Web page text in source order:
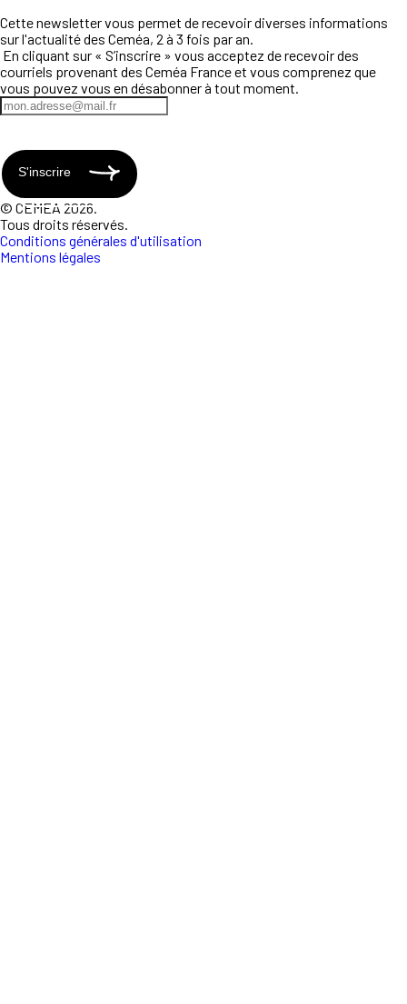
Cette newsletter vous permet de recevoir diverses informations
sur l'actualité des Ceméa, 2 à 3 fois par an.
En cliquant sur « S’inscrire » vous acceptez de recevoir des
courriels provenant des Ceméa France et vous comprenez que
vous pouvez vous en désabonner à tout moment.
S'inscrire
© CEMEA 2026.
Tous droits réservés.
Conditions générales d'utilisation
Mentions légales